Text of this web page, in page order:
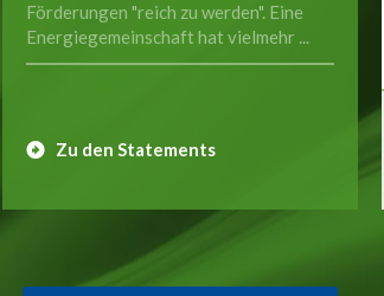
Förderungen "reich zu werden". Eine
Energiegemeinschaft hat vielmehr ...
Zu den Statements